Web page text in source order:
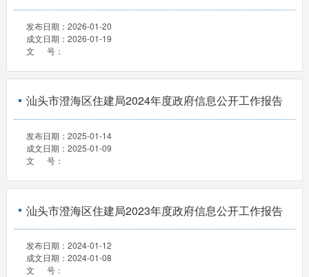
发布日期： 2026-01-20
成文日期： 2026-01-19
文 号：
汕头市澄海区住建局2024年度政府信息公开工作报告
发布日期： 2025-01-14
成文日期： 2025-01-09
文 号：
汕头市澄海区住建局2023年度政府信息公开工作报告
发布日期： 2024-01-12
成文日期： 2024-01-08
文 号：